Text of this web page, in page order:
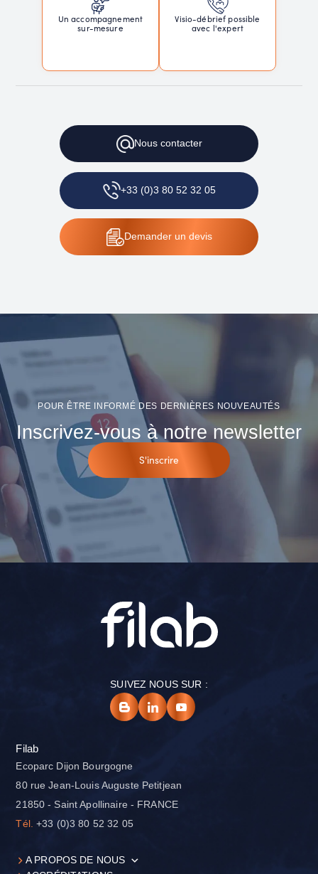
Un accompagnement
sur-mesure
Visio-débrief possible
avec l'expert
Nous contacter
+33 (0)3 80 52 32 05
Demander un devis
POUR ÊTRE INFORMÉ DES DERNIÈRES NOUVEAUTÉS
Inscrivez-vous à notre newsletter
S'inscrire
SUIVEZ NOUS SUR :
Filab
Ecoparc Dijon Bourgogne
80 rue Jean-Louis Auguste Petitjean
21850 - Saint Apollinaire - FRANCE
Tél.
+33 (0)3 80 52 32 05
A PROPOS DE NOUS